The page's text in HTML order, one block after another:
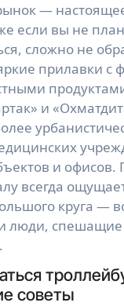
—
если вы не
сложно не
прилавки с
и
и офисов.
всегда
круга —
люди,
советы